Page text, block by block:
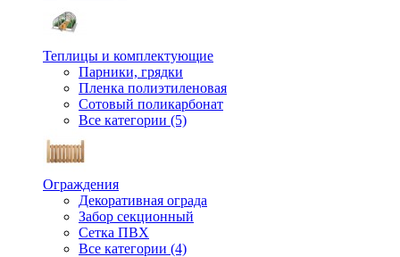
Теплицы и комплектующие
Парники, грядки
Пленка полиэтиленовая
Сотовый поликарбонат
Все категории (5)
Ограждения
Декоративная ограда
Забор секционный
Сетка ПВХ
Все категории (4)